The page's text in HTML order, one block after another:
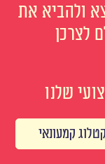
ולהביא את
לצרכן
שלנו
קטלוג קמעונאי